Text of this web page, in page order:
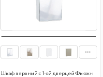
Шкаф верхний с 1-ой дверцей Фьюжн